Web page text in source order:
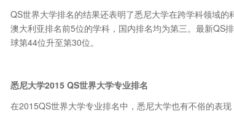
QS世界大学排名的结果还表明了悉尼大学在跨学科领域
澳大利亚排名前5位的学科，国内排名均为第三。最新QS
球第44位升至第30位。
悉尼大学2015 QS世界大学专业排名
在2015QS世界大学专业排名中，悉尼大学也有不俗的表